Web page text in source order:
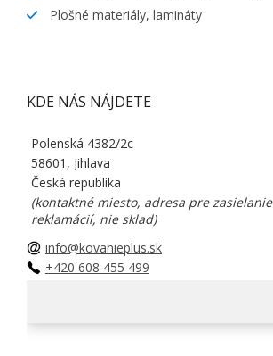
Plošné materiály, lamináty
KDE NÁS NÁJDETE
Polenská 4382/2c
58601, Jihlava
Česká republika
(kontaktné miesto, adresa pre zasielanie
reklamácií, nie sklad)
info@kovanieplus.sk
+420 608 455 499